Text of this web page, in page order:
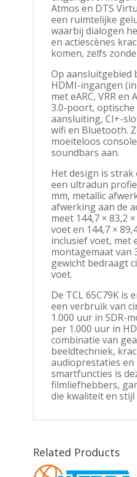
Atmos en DTS
een ruimtelijke
waarbij dialogen
en actiescènes
komen, zelfs
Op aansluitgebied
HDMI-ingangen
met eARC, VRR en
3.0-poort,
aansluiting, CI+-
wifi en Bluetooth.
moeiteloos
soundbars aan.
Het design is
een ultradun
mm, metallic
afwerking aan de
meet 144,7 × 83,2
voet en 144,7 ×
inclusief voet, met
montagemaat van
gewicht bedraagt
voet.
De TCL 65C79K is
een verbruik van
1.000 uur in SDR-
per 1.000 uur in
combinatie van
beeldtechniek,
audioprestaties
smartfuncties is
filmliefhebbers,
die kwaliteit en stijl
Related Products